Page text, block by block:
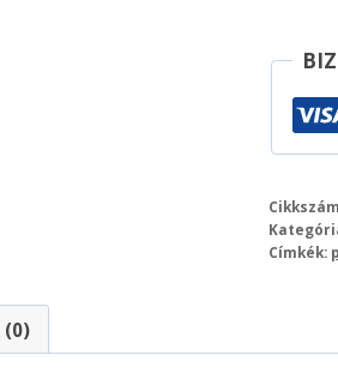
Címkék:
(0)